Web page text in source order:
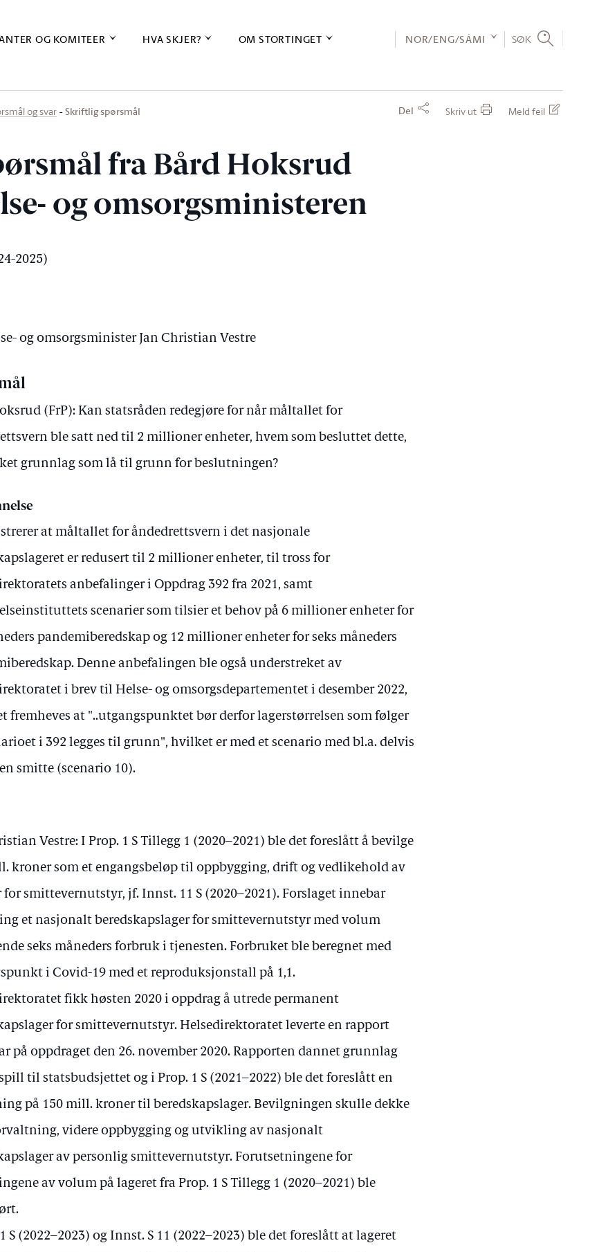
OG KOMITEER HVA SKJER? OM STORTINGET NOR/ENG/SÁMI SØK
og svar Skriftlig spørsmål Del Skriv ut Meld feil
fra Bård Hoksrud
og omsorgsministeren
2025)
og omsorgsminister Jan Christian Vestre
(FrP): Kan statsråden redegjøre for når måltallet for
ble satt ned til 2 millioner enheter, hvem som besluttet dette,
grunnlag som lå til grunn for beslutningen?
at måltallet for åndedrettsvern i det nasjonale
er redusert til 2 millioner enheter, til tross for
anbefalinger i Oppdrag 392 fra 2021, samt
scenarier som tilsier et behov på 6 millioner enheter for
pandemiberedskap og 12 millioner enheter for seks måneders
Denne anbefalingen ble også understreket av
i brev til Helse- og omsorgsdepartementet i desember 2022,
fremheves at "..utgangspunktet bør derfor lagerstørrelsen som følger
i 392 legges til grunn", hvilket er med et scenario med bl.a. delvis
smitte (scenario 10).
Vestre: I Prop. 1 S Tillegg 1 (2020–2021) ble det foreslått å bevilge
kroner som et engangsbeløp til oppbygging, drift og vedlikehold av
for smittevernutstyr, jf. Innst. 11 S (2020–2021). Forslaget innebar
et nasjonalt beredskapslager for smittevernutstyr med volum
seks måneders forbruk i tjenesten. Forbruket ble beregnet med
i Covid-19 med et reproduksjonstall på 1,1.
fikk høsten 2020 i oppdrag å utrede permanent
for smittevernutstyr. Helsedirektoratet leverte en rapport
på oppdraget den 26. november 2020. Rapporten dannet grunnlag
til statsbudsjettet og i Prop. 1 S (2021–2022) ble det foreslått en
på 150 mill. kroner til beredskapslager. Bevilgningen skulle dekke
videre oppbygging og utvikling av nasjonalt
av personlig smittevernutstyr. Forutsetningene for
av volum på lageret fra Prop. 1 S Tillegg 1 (2020–2021) ble
S (2022–2023) og Innst. S 11 (2022–2023) ble det foreslått at lageret